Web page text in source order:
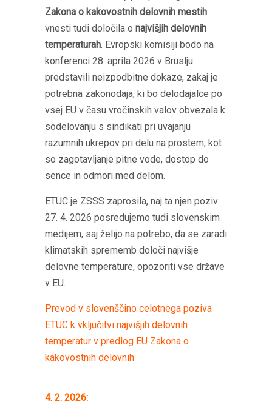
Zakona o kakovostnih delovnih mestih
vnesti tudi določila o najvišjih delovnih
temperaturah. Evropski komisiji bodo na
konferenci 28. aprila 2026 v Bruslju
predstavili neizpodbitne dokaze, zakaj je
potrebna zakonodaja, ki bo delodajalce po
vsej EU v času vročinskih valov obvezala k
sodelovanju s sindikati pri uvajanju
razumnih ukrepov pri delu na prostem, kot
so zagotavljanje pitne vode, dostop do
sence in odmori med delom.
ETUC je ZSSS zaprosila, naj ta njen poziv
27. 4. 2026 posredujemo tudi slovenskim
medijem, saj želijo na potrebo, da se zaradi
klimatskih sprememb določi najvišje
delovne temperature, opozoriti vse države
v EU.
Prevod v slovenščino celotnega poziva
ETUC k vključitvi najvišjih delovnih
temperatur v predlog EU Zakona o
kakovostnih delovnih
4. 2. 2026: